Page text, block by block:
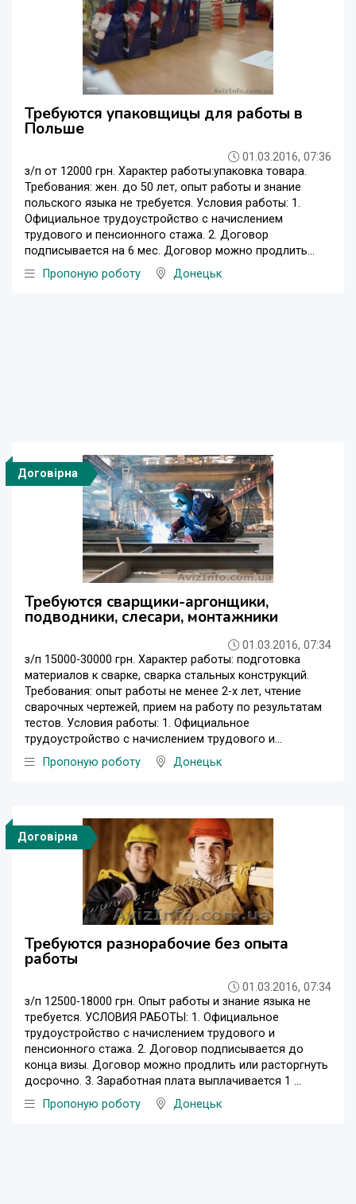
Требуются упаковщицы для работы в
Польше
01.03.2016, 07:36
з/п от 12000 грн. Характер работы:упаковка товара.
Требования: жен. до 50 лет, опыт работы и знание
польского языка не требуется. Условия работы: 1.
Официальное трудоустройство с начислением
трудового и пенсионного стажа. 2. Договор
подписывается на 6 мес. Договор можно продлить...
Пропоную роботу
Донецьк
Договірна
Требуются сварщики-аргонщики,
подводники, слесари, монтажники
01.03.2016, 07:34
з/п 15000-30000 грн. Характер работы: подготовка
материалов к сварке, сварка стальных конструкций.
Требования: опыт работы не менее 2-х лет, чтение
сварочных чертежей, прием на работу по результатам
тестов. Условия работы: 1. Официальное
трудоустройство с начислением трудового и...
Пропоную роботу
Донецьк
Договірна
Требуются разнорабочие без опыта
работы
01.03.2016, 07:34
з/п 12500-18000 грн. Опыт работы и знание языка не
требуется. УСЛОВИЯ РАБОТЫ: 1. Официальное
трудоустройство с начислением трудового и
пенсионного стажа. 2. Договор подписывается до
конца визы. Договор можно продлить или расторгнуть
досрочно. 3. Заработная плата выплачивается 1 ...
Пропоную роботу
Донецьк